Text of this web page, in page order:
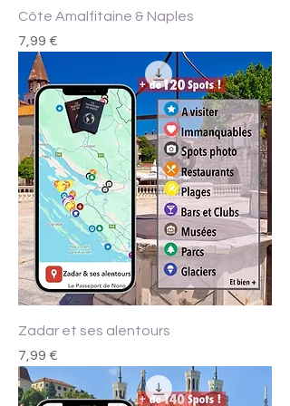
Côte Amalfitaine & Naples
Prix
7,99 €
Zadar et ses alentours
Prix
7,99 €